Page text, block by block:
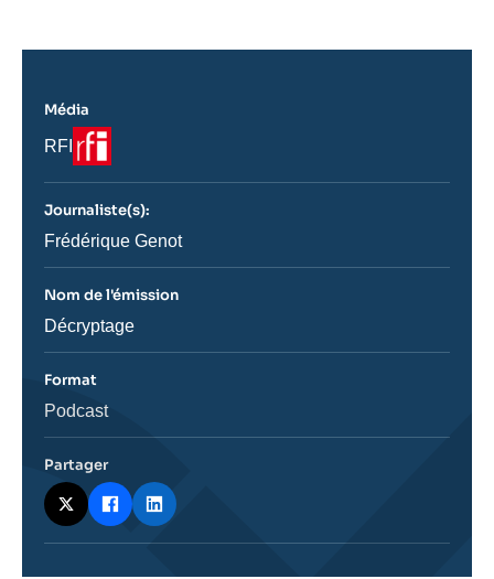
Média
Nom
journal,
ou
émission
RFI
Logo
Journaliste(s):
Journaliste
Frédérique Genot
Nom de l'émission
Nom
Décryptage
Format
Catégorie
Podcast
Partager